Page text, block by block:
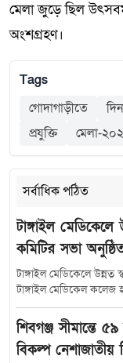
মেলা জুড়ে ছিল
অংশগ্রহণ।
Tags
গোদাগাড়ীতে
প্রযুক্তি
মেলা-
সর্বাধিক পঠিত
টাঙ্গাইল মেডিকেলে
কমিটির সভা
টাঙ্গাইল মেডিকেলে উন্নত
টাঙ্গাইল মেডিকেল কলেজ
করতে হাসপাতাল
জুলাই) সকাল সাড়ে
সভাপতিত্ব করেন
প্রতিমন্ত্রী এবং হাসপাতাল
শিবগঞ্জ সীমান্তে
বিকল্প নেশাজাতীয়